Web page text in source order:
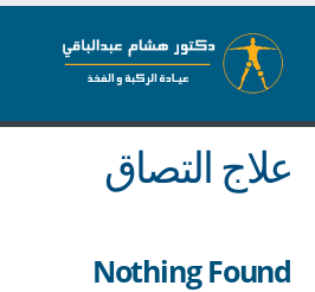
علاج التصاق
Nothing Found